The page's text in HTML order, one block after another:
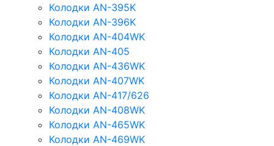
Колодки AN-395K
Колодки AN-396K
Колодки AN-404WK
Колодки AN-405
Колодки AN-436WK
Колодки AN-407WK
Колодки AN-417/626
Колодки AN-408WK
Колодки AN-465WK
Колодки AN-469WK